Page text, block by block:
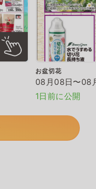
お盆切花
08月08日〜08
1日前に公開